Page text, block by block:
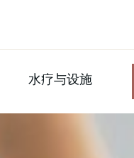
水疗与设施